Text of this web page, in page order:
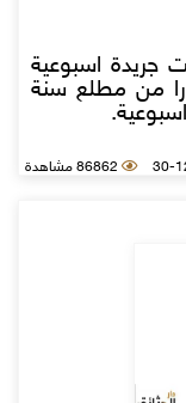
اسبوعية
من مطلع سنة
86862 مشاهدة